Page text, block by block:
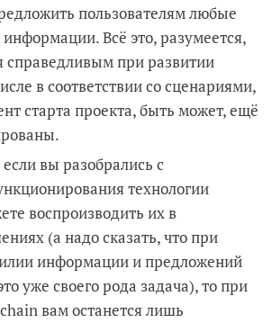
пользователям любые
Всё это, разумеется,
справедливым при развитии
в соответствии со сценариями,
старта проекта, быть может, ещё
если вы разобрались с
технологии
воспроизводить их в
(а надо сказать, что при
информации и предложений
уже своего рода задача), то при
вам останется лишь